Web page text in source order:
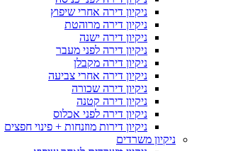
ניקיון דירה אחרי שיפוץ
ניקיון דירה מרוהטת
ניקיון דירה ישנה
ניקיון דירה לפני מעבר
ניקיון דירה מקבלן
ניקיון דירה אחרי צביעה
ניקיון דירה שכורה
ניקיון דירה קטנה
ניקיון דירה לפני אכלוס
ניקיון דירות מוזנחות + פינוי חפצים
ניקיון משרדים